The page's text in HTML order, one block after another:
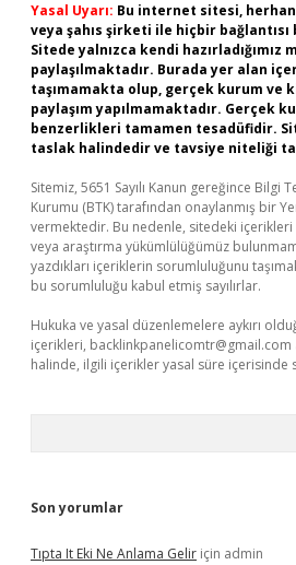
Yasal Uyarı: Bu internet sitesi,
veya şahıs şirketi ile hiçbir
Sitede yalnızca kendi hazırladığımız
paylaşılmaktadır. Burada yer alan
taşımamakta olup, gerçek kurum ve
paylaşım yapılmamaktadır. Gerçek
benzerlikleri tamamen tesadüfidir.
taslak halindedir ve tavsiye niteliği
Sitemiz, 5651 Sayılı Kanun gereğince Bilgi
Kurumu (BTK) tarafından onaylanmış bir
vermektedir. Bu nedenle, sitedeki
veya araştırma yükümlülüğümüz
yazdıkları içeriklerin sorumluluğunu
bu sorumluluğu kabul etmiş sayılırlar.
Hukuka ve yasal düzenlemelere aykırı
içerikleri, backlinkpanelicomtr@gmail.com
halinde, ilgili içerikler yasal süre içerisinde
Son yorumlar
Tıpta It Eki Ne Anlama Gelir için admin